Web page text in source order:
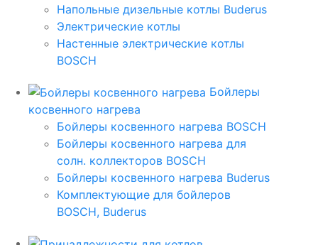
Напольные дизельные котлы Buderus
Электрические котлы
Настенные электрические котлы
BOSCH
Бойлеры
косвенного нагрева
Бойлеры косвенного нагрева BOSCH
Бойлеры косвенного нагрева для
солн. коллекторов BOSCH
Бойлеры косвенного нагрева Buderus
Комплектующие для бойлеров
BOSCH, Buderus